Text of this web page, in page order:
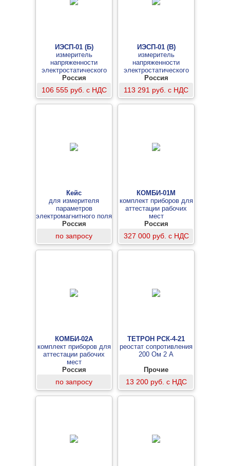
ИЭСП-01 (Б)
измеритель
напряженности
электростатического
поля
Россия
106 555 руб. с НДС
ИЭСП-01 (В)
измеритель
напряженности
электростатического
потенциала и поля
Россия
113 291 руб. с НДС
Кейс
для измерителя
параметров
электромагнитного поля
П3-34
Россия
по запросу
КОМБИ-01М
комплект приборов для
аттестации рабочих
мест
Россия
327 000 руб. с НДС
КОМБИ-02A
комплект приборов для
аттестации рабочих
мест
Россия
по запросу
ТЕТРОН РСК-4-21
реостат сопротивления
200 Ом 2 А
Прочие
13 200 руб. с НДС